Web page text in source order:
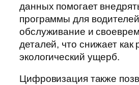
данных помогает
программы для
обслуживание и
деталей, что снижает как
экологический ущерб.
Цифровизация также